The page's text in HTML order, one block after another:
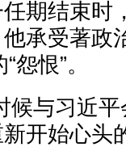
结束时
他承受著
恨”。
与习近平
开始心头